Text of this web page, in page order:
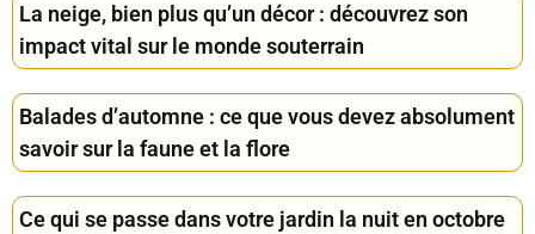
La neige, bien plus qu’un décor : découvrez son
impact vital sur le monde souterrain
Balades d’automne : ce que vous devez absolument
savoir sur la faune et la flore
Ce qui se passe dans votre jardin la nuit en octobre